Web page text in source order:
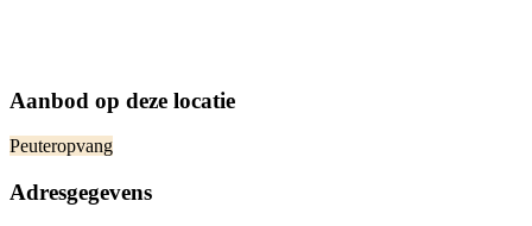
Aanbod op deze locatie
Peuteropvang
Adresgegevens